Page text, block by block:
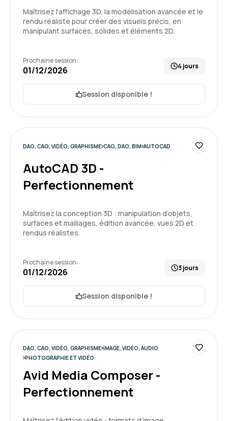
Maîtrisez l’affichage 3D, la modélisation avancée et le
rendu réaliste pour créer des visuels précis, en
manipulant surfaces, solides et éléments 2D.
Prochaine session:
01/12/2026 4 jours
Session disponible !
DAO, CAO, VIDÉO, GRAPHISME CAO, DAO, BIM AUTOCAD
AutoCAD 3D -
Perfectionnement
Maîtrisez la conception 3D : manipulation d’objets,
surfaces et maillages, édition avancée, vues 2D et
rendus réalistes.
Prochaine session:
01/12/2026 3 jours
Session disponible !
DAO, CAO, VIDÉO, GRAPHISME IMAGE, VIDÉO, AUDIO
PHOTOGRAPHIE ET VIDÉO
Avid Media Composer -
Perfectionnement